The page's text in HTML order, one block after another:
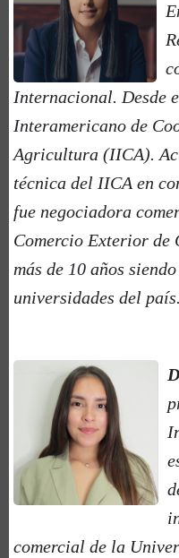
Internacional. Desde
Interamericano de
Agricultura (IICA).
técnica del IICA en
fue negociadora
Comercio Exterior de
más de 10 años
universidades del país.
comercial de la